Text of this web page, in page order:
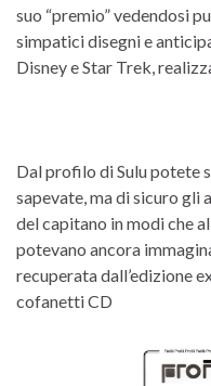
suo “premio” vedendosi
simpatici disegni e
Disney e Star Trek,
Dal profilo di Sulu potete
sapevate, ma di sicuro gli
del capitano in modi che
potevano ancora
recuperata dall’edizione
cofanetti CD